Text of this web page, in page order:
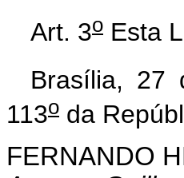
Art. 3o Esta
Brasília, 27
113o da
FERNANDO